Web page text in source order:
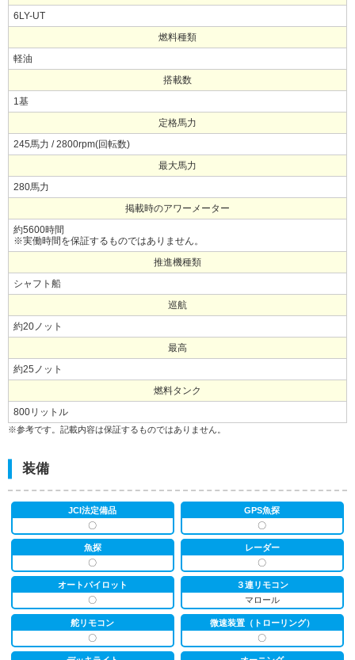
6LY-UT
燃料種類
軽油
搭載数
1基
定格馬力
245馬力 / 2800rpm(回転数)
最大馬力
280馬力
掲載時のアワーメーター
約5600時間
※実働時間を保証するものではありません。
推進機種類
シャフト船
巡航
約20ノット
最高
約25ノット
燃料タンク
800リットル
※参考です。記載内容は保証するものではありません。
装備
JCI法定備品
〇
GPS魚探
〇
魚探
〇
レーダー
〇
オートパイロット
〇
３連リモコン
マロール
舵リモコン
〇
微速装置（トローリング）
〇